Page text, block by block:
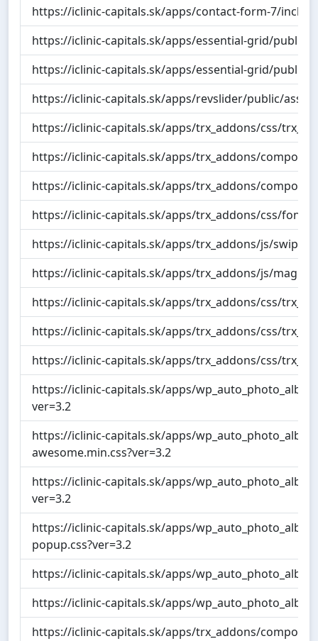
https://iclinic-capitals.sk/apps/contact-form-7/
https://iclinic-capitals.sk/apps/essential-grid/public/
https://iclinic-capitals.sk/apps/essential-grid/public/
https://iclinic-capitals.sk/apps/revslider/public/
https://iclinic-capitals.sk/apps/trx_addons/css/
https://iclinic-capitals.sk/apps/trx_addons/
https://iclinic-capitals.sk/apps/trx_addons/
https://iclinic-capitals.sk/apps/trx_addons/css/font-
https://iclinic-capitals.sk/apps/trx_addons/js/swiper/
https://iclinic-capitals.sk/apps/trx_addons/js/
https://iclinic-capitals.sk/apps/trx_addons/css/
https://iclinic-capitals.sk/apps/trx_addons/css/
https://iclinic-capitals.sk/apps/trx_addons/css/
https://iclinic-capitals.sk/apps/
ver=3.2
https://iclinic-capitals.sk/apps/
awesome.min.css?ver=3.2
https://iclinic-capitals.sk/apps/
ver=3.2
https://iclinic-capitals.sk/apps/
popup.css?ver=3.2
https://iclinic-capitals.sk/apps/
https://iclinic-capitals.sk/apps/
https://iclinic-capitals.sk/apps/trx_addons/